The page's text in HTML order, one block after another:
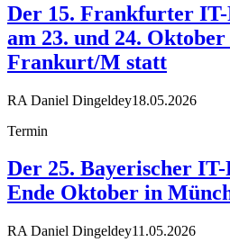
Der 15. Frankfurter IT-
am 23. und 24. Oktober
Frankurt/M statt
RA Daniel Dingeldey18.05.2026
Termin
Der 25. Bayerischer
Ende Oktober in
RA Daniel Dingeldey11.05.2026